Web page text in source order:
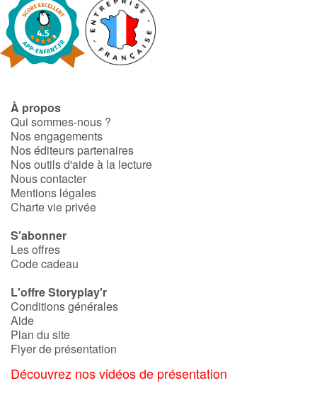
À propos
Qui sommes-nous ?
Nos engagements
Nos éditeurs partenaires
Nos outils d'aide à la lecture
Nous contacter
Mentions légales
Charte vie privée
S'abonner
Les offres
Code cadeau
L'offre Storyplay'r
Conditions générales
Aide
Plan du site
Flyer de présentation
Découvrez nos vidéos de présentation